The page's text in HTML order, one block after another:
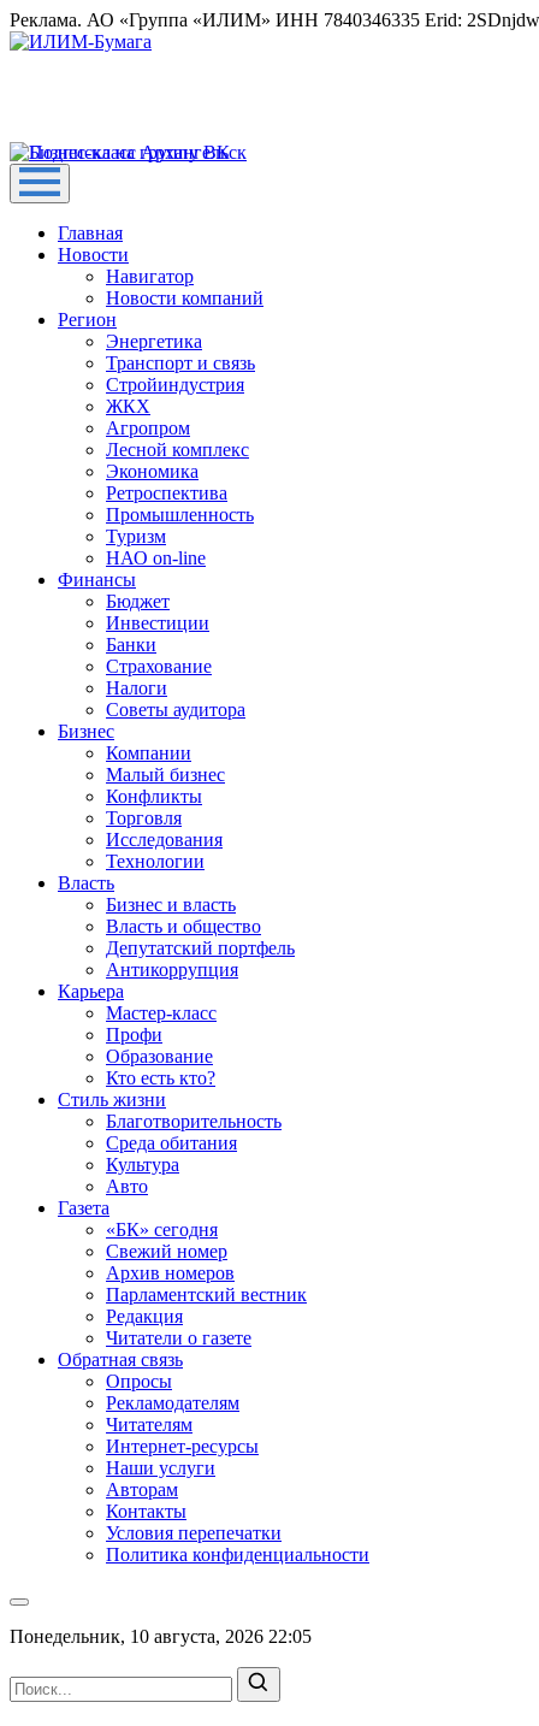
Реклама. АО «Группа «ИЛИМ» ИНН 7840346335 Erid:
Главная
Новости
Навигатор
Новости компаний
Регион
Энергетика
Транспорт и связь
Стройиндустрия
ЖКХ
Агропром
Лесной комплекс
Экономика
Ретроспектива
Промышленность
Туризм
НАО on-line
Финансы
Бюджет
Инвестиции
Банки
Страхование
Налоги
Советы аудитора
Бизнес
Компании
Малый бизнес
Конфликты
Торговля
Исследования
Технологии
Власть
Бизнес и власть
Власть и общество
Депутатский портфель
Антикоррупция
Карьера
Мастер-класс
Профи
Образование
Кто есть кто?
Стиль жизни
Благотворительность
Среда обитания
Культура
Авто
Газета
«БК» сегодня
Свежий номер
Архив номеров
Парламентский вестник
Редакция
Читатели о газете
Обратная связь
Опросы
Рекламодателям
Читателям
Интернет-ресурсы
Наши услуги
Авторам
Контакты
Условия перепечатки
Политика конфиденциальности
Понедельник, 10 августа, 2026 22:05